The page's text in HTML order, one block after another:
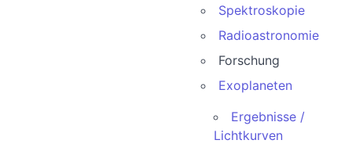
Spektroskopie
Radioastronomie
Forschung
Exoplaneten
Ergebnisse /
Lichtkurven